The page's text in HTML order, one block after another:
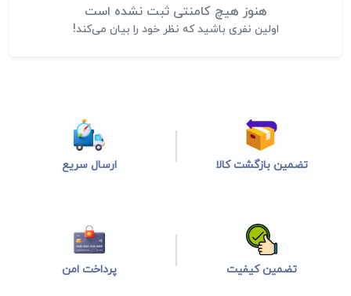
هنوز هیچ کامنتی ثبت نشده است
اولین نفری باشید که نظر خود را بیان می‌کند!
تضمین بازگشت کالا ارسال سریع
تضمین کیفیت پرداخت امن